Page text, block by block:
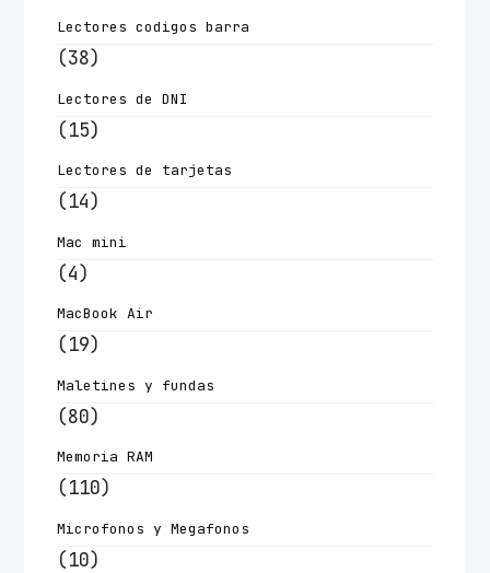
Lectores codigos barra
(38)
Lectores de DNI
(15)
Lectores de tarjetas
(14)
Mac mini
(4)
MacBook Air
(19)
Maletines y fundas
(80)
Memoria RAM
(110)
Microfonos y Megafonos
(10)